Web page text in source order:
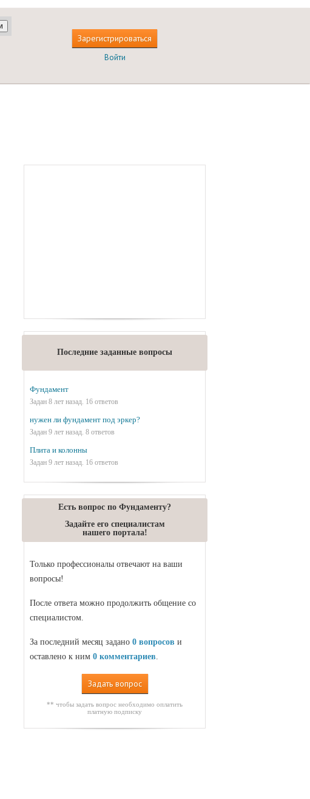
Зарегистрироваться
Войти
Последние заданные вопросы
Фундамент
Задан 8 лет назад. 16 ответов
нужен ли фундамент под эркер?
Задан 9 лет назад. 8 ответов
Плита и колонны
Задан 9 лет назад. 16 ответов
Есть вопрос по Фундаменту?
Задайте его специалистам
нашего портала!
Только профессионалы отвечают на ваши
вопросы!
После ответа можно продолжить общение со
специалистом.
За последний месяц задано 0 вопросов и
оставлено к ним 0 комментариев
Задать вопрос
** чтобы задать вопрос необходимо оплатить
платную подписку